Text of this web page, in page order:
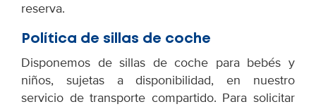
reserva.
Política de sillas de coche
Disponemos de sillas de coche para bebés y
niños, sujetas a disponibilidad, en nuestro
servicio de transporte compartido. Para solicitar